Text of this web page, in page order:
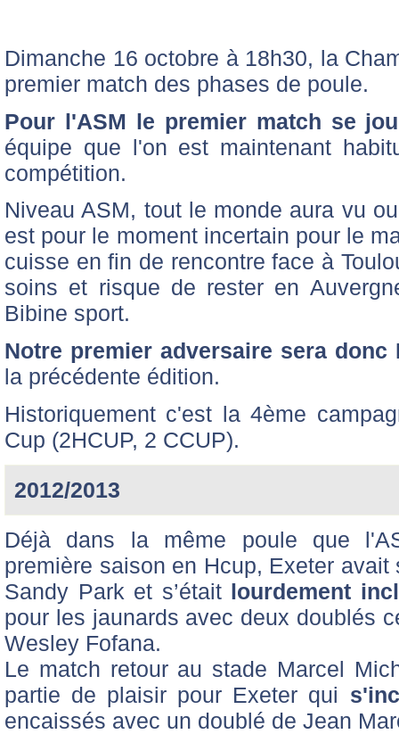
Dimanche 16 octobre à 18h30, la
premier match des phases de poule.
Pour l'ASM le premier match se
équipe que l'on est maintenant
compétition.
Niveau ASM, tout le monde aura vu
est pour le moment incertain pour le
cuisse en fin de rencontre face à
soins et risque de rester en
Bibine sport.
Notre premier adversaire sera donc
la précédente édition.
Historiquement c'est la 4ème
Cup (2HCUP, 2 CCUP).
2012/2013
Déjà dans la même poule que
première saison en Hcup, Exeter
Sandy Park et s’était lourdement
pour les jaunards avec deux doublés
Wesley Fofana.
Le match retour au stade Marcel
partie de plaisir pour Exeter qui
encaissés avec un doublé de Jean